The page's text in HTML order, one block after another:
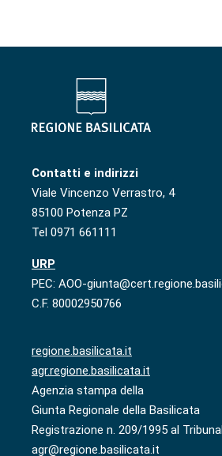
Contatti e indirizzi
Viale Vincenzo Verrastro, 4
85100 Potenza PZ
Tel 0971 661111
URP
PEC: AOO-
C.F. 80002950766
regione.basilicata.it
agr.regione.basilicata.it
Agenzia stampa della
Giunta Regionale della Basilicata
Registrazione n. 209/1995 al
agr@regione.basilicata.it